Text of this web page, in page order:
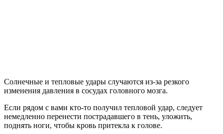
Солнечные и тепловые удары случаются из-за резкого
изменения давления в сосудах головного мозга.
Если рядом с вами кто-то получил тепловой удар, следует
немедленно перенести пострадавшего в тень, уложить,
поднять ноги, чтобы кровь притекла к голове.